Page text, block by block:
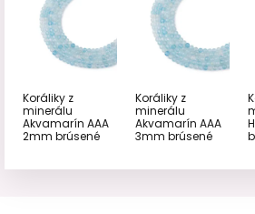
Koráliky z
minerálu
Akvamarín AAA
2mm brúsené
Koráliky z
minerálu
Akvamarín AAA
3mm brúsené